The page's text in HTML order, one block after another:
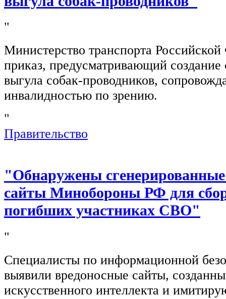
"
Министерство транспорта
приказ, предусматривающий создание
выгула собак-проводников,
инвалидностью по зрению.
"
Правительство
"Обнаружены
сайты Минобороны РФ для
погибших участниках СВО"
"
Специалисты по информационной
выявили вредоносные сайты,
искусственного интеллекта и